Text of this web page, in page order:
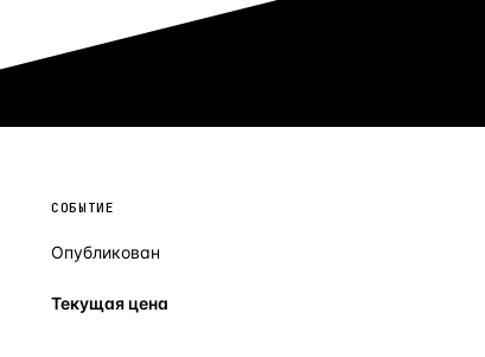
СОБЫТИЕ
Опубликован
Текущая цена